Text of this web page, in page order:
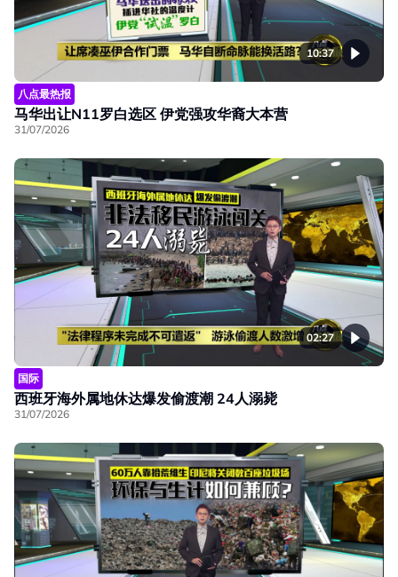
10:37
八点最热报
马华出让N11罗白选区 伊党强攻华裔大本营
31/07/2026
02:27
国际
西班牙海外属地休达爆发偷渡潮 24人溺毙
31/07/2026